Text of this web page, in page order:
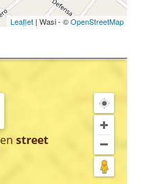
Leaflet | Wasi - ©OpenStreetMap
en street